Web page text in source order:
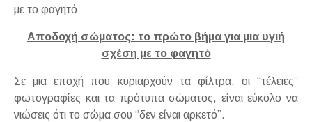
Αποδοχή σώματος: το πρώτο βήμα για μια υγιή
σχέση με το φαγητό
Σε μια εποχή που κυριαρχούν τα φίλτρα, οι “τέλειες”
φωτογραφίες και τα πρότυπα σώματος, είναι εύκολο να
νιώσεις ότι το σώμα σου “δεν είναι αρκετό”.